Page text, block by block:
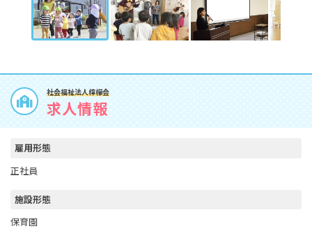
社会福祉法人檸檬会
求人情報
雇用形態
正社員
施設形態
保育園